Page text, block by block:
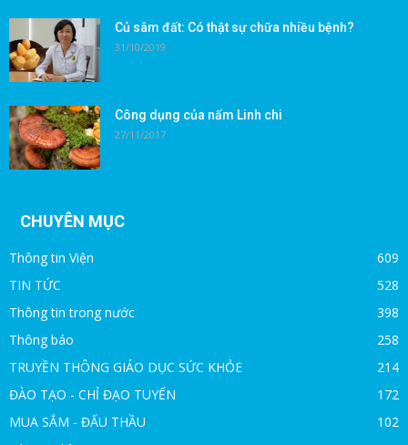
Củ sâm đất: Có thật sự chữa nhiều bệnh?
31/10/2019
Công dụng của nấm Linh chi
27/11/2017
CHUYÊN MỤC
Thông tin Viện
609
TIN TỨC
528
Thông tin trong nước
398
Thông báo
258
TRUYỀN THÔNG GIÁO DỤC SỨC KHỎE
214
ĐÀO TẠO - CHỈ ĐẠO TUYẾN
172
MUA SẮM - ĐẤU THẦU
102